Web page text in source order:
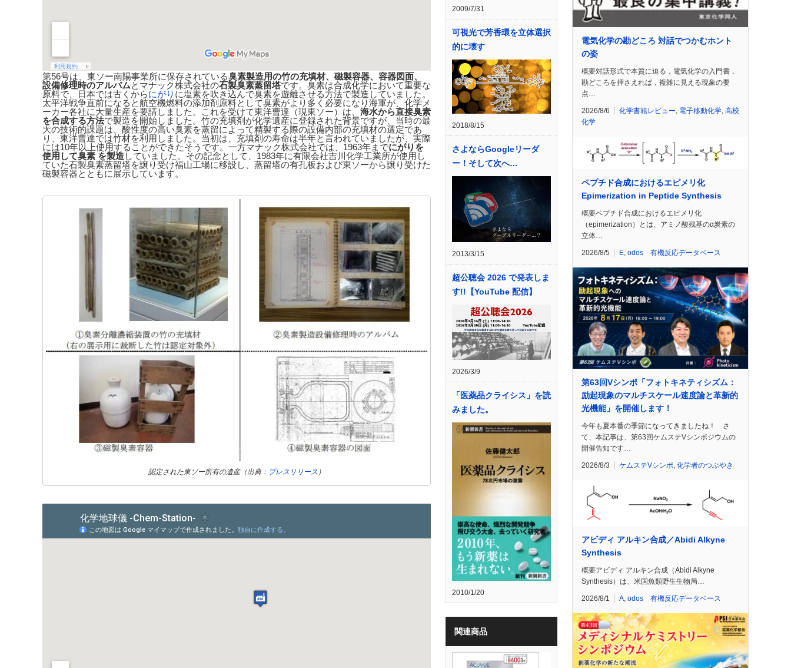
第56号は、東ソー南陽事業所に保存されている臭素製造用の竹の充填材、磁製容器、容器図面、
設備修理時のアルバムとマナック株式会社の石製臭素蒸留塔です。臭素は合成化学において重要な
原料で、日本では古くからにがり に塩素を吹き込んで臭素を遊離させる方法で製造していました。
太平洋戦争直前になると航空機燃料の添加剤原料として臭素がより多く必要になり海軍が、化学メ
ーカー各社に大量生産を要請しました。これを受けて東洋曹達（現東ソー）は、 海水から直接臭素
を合成する方法で製造を開始しました。竹の充填剤が化学遺産に登録された背景ですが、当時の最
大の技術的課題は、酸性度の高い臭素を蒸留によって精製する際の設備内部の充填材の選定であ
り、東洋曹達では竹材を利用しました。当初は、充填剤の寿命は半年と言われていましたが、実際
には10年以上使用することができたそうです。一方マナック株式会社では、1963年までにがりを
使用して臭素 を製造していました。その記念として、1983年に有限会社吉川化学工業所が使用し
ていた石製臭素蒸留塔を譲り受け福山工場に移設し、蒸留塔の有孔板および東ソーから譲り受けた
磁製容器とともに展示しています。
認定された東ソー所有の遺産（出典： プレスリリース ）
2009/7/31
可視光で芳香環を立体選択
的に壊す
2018/8/15
さよならGoogleリーダ
ー！そして次へ…
2013/3/15
超公聴会 2026 で発表しま
す!!【YouTube 配信】
2026/3/9
「医薬品クライシス」を読
みました。
2010/1/20
関連商品
電気化学の勘どころ 対話でつかむホント
の姿
概要対話形式で本質に迫る，電気化学の入門書．
勘どころを押さえれば，複雑に見える現象の要
点…
2026/8/6 化学書籍レビュー, 電子移動化学, 高校
化学
ペプチド合成におけるエピメリ化
Epimerization in Peptide Synthesis
概要ペプチド合成におけるエピメリ化
（epimerization）とは、アミノ酸残基のα炭素の
立体…
2026/8/5 E, odos 有機反応データベース
第63回Vシンポ「フォトキネティシズム：
励起現象のマルチスケール速度論と革新的
光機能」を開催します！
今年も夏本番の季節になってきましたね！ さ
て、本記事は、第63回ケムステVシンポジウムの
開催告知です…
2026/8/3 ケムステVシンポ 化学者のつぶやき
アビディ アルキン合成／Abidi Alkyne
Synthesis
概要アビディ アルキン合成（Abidi Alkyne
Synthesis）は、米国魚類野生生物局…
2026/8/1 A odos 有機反応データベース